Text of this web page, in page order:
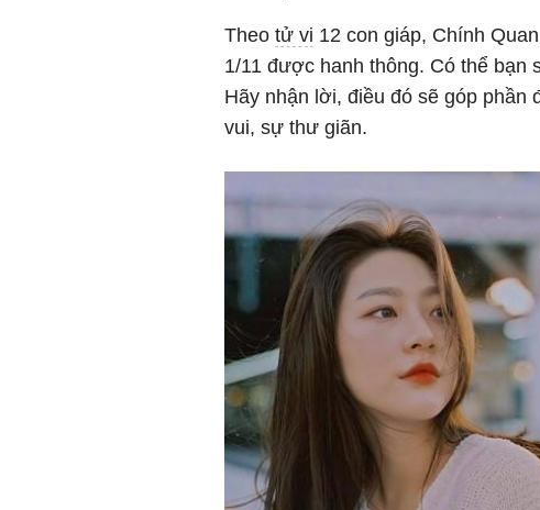
Theo tử vi 12 con giáp, Chính
1/11 được hanh thông. Có thể bạn
Hãy nhận lời, điều đó sẽ góp phần
vui, sự thư giãn.